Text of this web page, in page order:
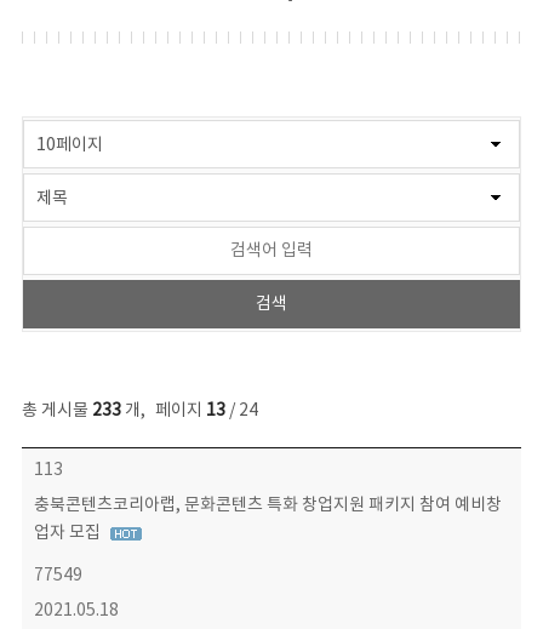
총 게시물 233개, 페이지 13/ 24
보도자료 목록 - 번호, 제목, 작성자, 파일, 조회수, 작성일 정보 제공
113
충북콘텐츠코리아랩, 문화콘텐츠 특화 창업지원 패키지 참여 예비창
업자 모집
77549
2021.05.18